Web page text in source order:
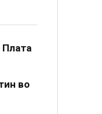
Плата
во